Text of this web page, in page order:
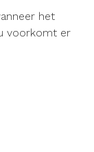
het
voorkomt er